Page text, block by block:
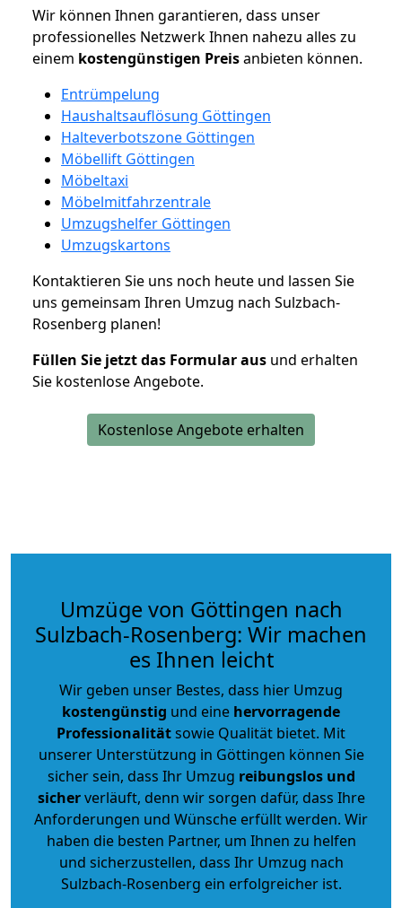
Wir können Ihnen garantieren, dass unser
professionelles Netzwerk Ihnen nahezu alles zu
einem kostengünstigen Preisanbieten können.
Entrümpelung
Haushaltsauflösung Göttingen
Halteverbotszone Göttingen
Möbellift Göttingen
Möbeltaxi
Möbelmitfahrzentrale
Umzugshelfer Göttingen
Umzugskartons
Kontaktieren Sie uns noch heute und lassen Sie
uns gemeinsam Ihren Umzug nach Sulzbach-
Rosenberg planen!
Füllen Sie jetzt das Formular aus und erhalten
Sie kostenlose Angebote.
Kostenlose Angebote erhalten
Umzüge von Göttingen nach
Sulzbach-Rosenberg: Wir machen
es Ihnen leicht
Wir geben unser Bestes, dass hier Umzug
kostengünstig und eine hervorragende
Professionalitätsowie Qualität bietet. Mit
unserer Unterstützung in Göttingen können Sie
sicher sein, dass Ihr Umzug reibungslos und
sicherverläuft, denn wir sorgen dafür, dass Ihre
Anforderungen und Wünsche erfüllt werden. Wir
haben die besten Partner, um Ihnen zu helfen
und sicherzustellen, dass Ihr Umzug nach
Sulzbach-Rosenberg ein erfolgreicher ist.